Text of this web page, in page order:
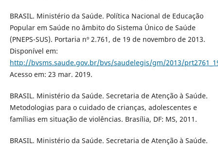
BRASIL. Ministério da Saúde. Política Nacional de Educação
Popular em Saúde no âmbito do Sistema Único de Saúde
(PNEPS-SUS). Portaria nº 2.761, de 19 de novembro de 2013.
Disponível em:
http://bvsms.saude.gov.br/bvs/saudelegis/gm/2013/
Acesso em: 23 mar. 2019.
BRASIL. Ministério da Saúde. Secretaria de Atenção à Saúde.
Metodologias para o cuidado de crianças, adolescentes e
famílias em situação de violências. Brasília, DF: MS, 2011.
BRASIL. Ministério da Saúde. Secretaria de Atenção à Saúde.